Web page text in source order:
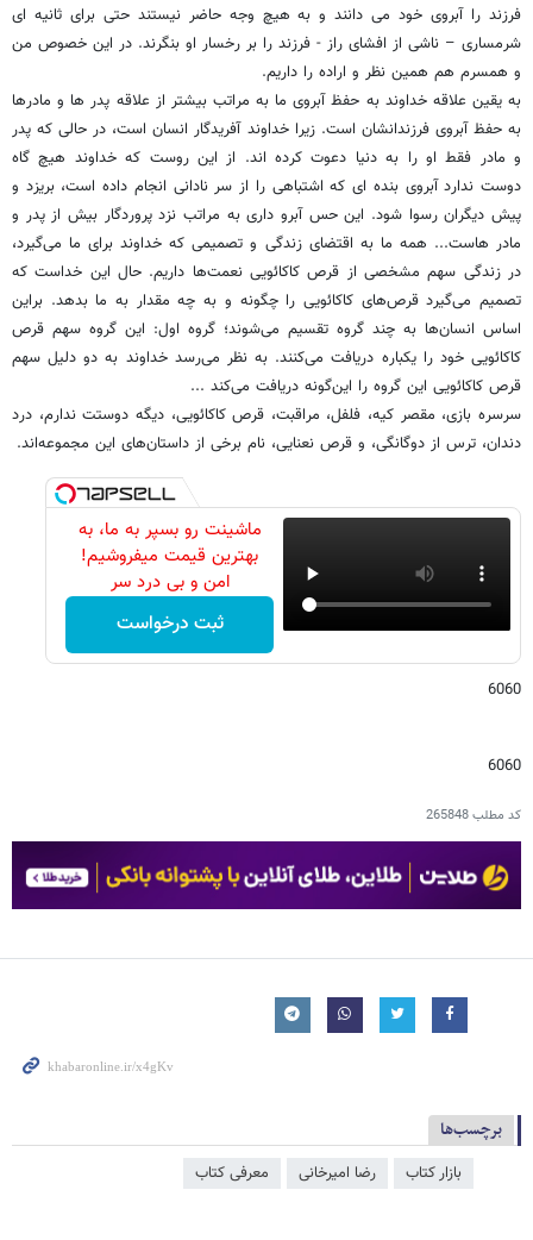
فرزند را آبروی خود می دانند و به هیچ وجه حاضر نیستند حتی برای ثانیه ای
شرمساری – ناشی از افشای راز - فرزند را بر رخسار او بنگرند. در این خصوص من
و همسرم هم همین نظر و اراده را داریم.
به یقین علاقه خداوند به حفظ آبروی ما به مراتب بیشتر از علاقه پدر ها و مادرها
به حفظ آبروی فرزندانشان است. زیرا خداوند آفریدگار انسان است، در حالی که پدر
و مادر فقط او را به دنیا دعوت کرده اند. از این روست که خداوند هیچ گاه
دوست ندارد آبروی بنده ای که اشتباهی را از سر نادانی انجام داده است، بریزد و
پیش دیگران رسوا شود. این حس آبرو داری به مراتب نزد پروردگار بیش از پدر و
مادر هاست... همه ما به اقتضای زندگی و تصمیمی که خداوند برای ما می‌گیرد،
در زندگی سهم مشخصی از قرص کاکائویی نعمت‌ها داریم. حال این خداست که
تصمیم می‌گیرد قرص‌های کاکائویی را چگونه و به چه مقدار به ما بدهد. براین
اساس انسان‌ها به چند گروه تقسیم می‌شوند؛ گروه اول: این گروه سهم قرص
کاکائویی خود را یکباره دریافت می‌کنند. به نظر می‌رسد خداوند به دو دلیل سهم
قرص کاکائویی این گروه را این‌گونه دریافت می‌کند ...
سرسره بازی، مقصر کیه، فلفل، مراقبت، قرص کاکائویی، دیگه دوستت ندارم، درد
دندان، ‌ترس از دوگانگی، و قرص نعنایی، نام برخی از داستان‌های این مجموعه‌اند.
ماشینت رو بسپر به ما، به
بهترین قیمت میفروشیم!
امن و بی درد سر
ثبت درخواست
6060
6060
کد مطلب265848
برچسب‌ها
بازار کتاب رضا امیرخانی معرفی کتاب